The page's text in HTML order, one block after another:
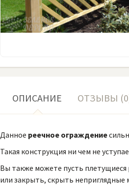
ОПИСАНИЕ ОТЗЫВЫ
Данное реечное ограждение
Такая конструкция ни чем не
Вы также можете пусть
или закрыть, скрыть неприглядные